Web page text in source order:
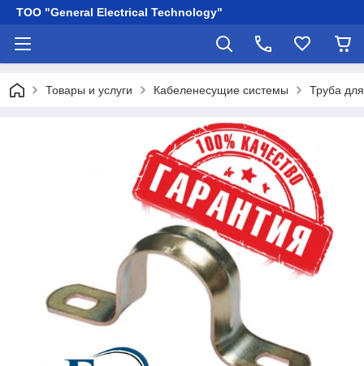
ТОО "General Electrical Technology"
Товары и услуги Кабеленесущие системы Труба